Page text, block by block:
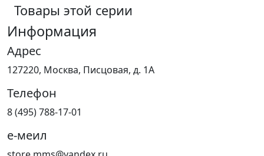
Товары этой серии
Информация
Адрес
127220, Москва, Писцовая, д. 1А
Телефон
8 (495) 788-17-01
е-меил